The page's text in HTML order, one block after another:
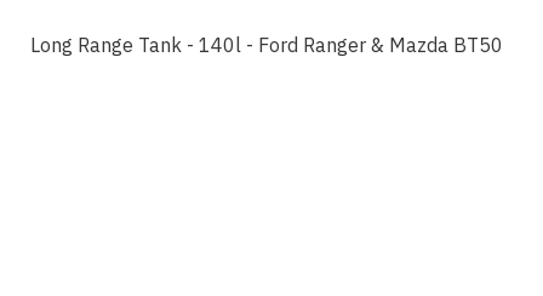
​Long Range Tank - 140l - Ford Ranger & Mazda BT50